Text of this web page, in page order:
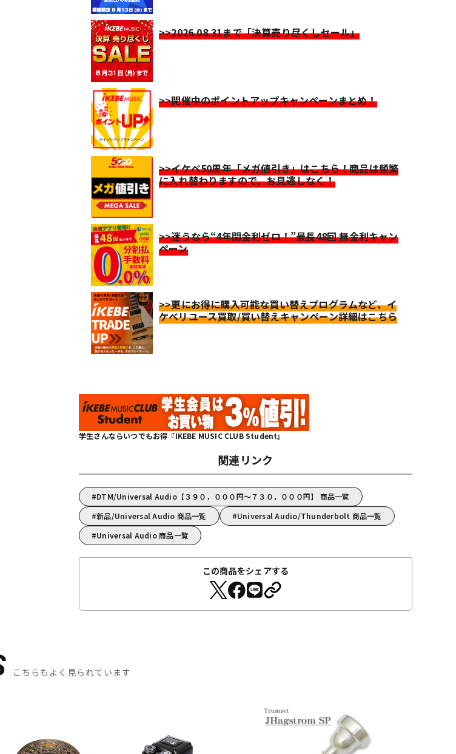
>>2026.08.31まで「決算売り尽くしセール」
>>開催中のポイントアップキャンペーンまとめ！
>>イケベ50周年「メガ値引き」はこちら！商品は頻繁
に入れ替わりますので、お見逃しなく！
>>迷うなら“4年間金利ゼロ！”最長48回 無金利キャン
ペーン
>>更にお得に購入可能な買い替えプログラムなど、イ
ケベリユース買取/買い替えキャンペーン詳細はこちら
学生さんならいつでもお得『IKEBE MUSIC CLUB Student』
関連リンク
DTM/Universal Audio【３９０，０００円～７３０，０００円】 商品一覧
新品/Universal Audio 商品一覧
Universal Audio/Thunderbolt 商品一覧
Universal Audio 商品一覧
この商品をシェアする
こちらもよく見られています